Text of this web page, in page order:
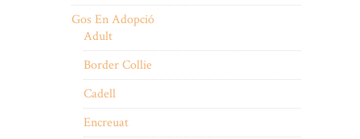
Gos En Adopció
Adult
Border Collie
Cadell
Encreuat